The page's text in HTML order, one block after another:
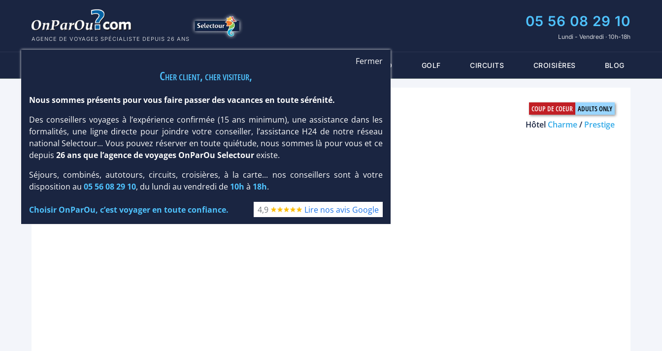
AGENCE DE VOYAGES SPÉCIALISTE DEPUIS 26 ANS
05 56 08 29 10
Lundi - Vendredi · 10h-18h
THALASSO GOLF CIRCUITS CROISIÈRES BLOG
HÔTEL CRETA ROYAL 5*
Crète/Rethymnon Hôtel Charme/ Prestige
Fermer
Cher client, cher visiteur,
Nous sommes présents pour vous faire passer des vacances en toute sérénité.
Des conseillers voyages à l’expérience confirmée (15 ans minimum), une assistance dans les
formalités, une ligne directe pour joindre votre conseiller, l’assistance H24 de notre réseau
national Selectour... Vous pouvez réserver en toute quiétude, nous sommes là pour vous et ce
depuis 26 ans que l’agence de voyages OnParOu Selectourexiste.
Séjours, combinés, autotours, circuits, croisières, à la carte... nos conseillers sont à votre
disposition au 05 56 08 29 10, du lundi au vendredi de 10h à 18h.
Choisir OnParOu, c’est voyager en toute confiance. 4,9 Lire nos avis Google